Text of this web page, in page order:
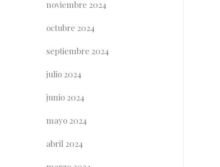
noviembre 2024
octubre 2024
septiembre 2024
julio 2024
junio 2024
mayo 2024
abril 2024